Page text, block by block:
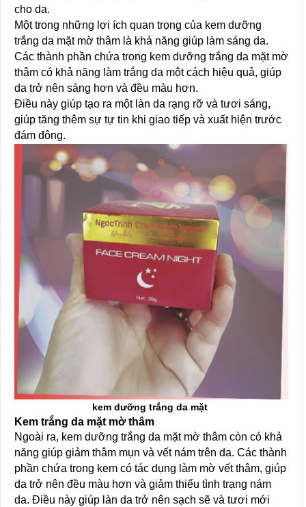
cho da.
Một trong những lợi ích quan trọng của kem dưỡng
trắng da mặt mờ thâm là khả năng giúp làm sáng da.
Các thành phần chứa trong kem dưỡng trắng da mặt mờ
thâm có khả năng làm trắng da một cách hiệu quả, giúp
da trở nên sáng hơn và đều màu hơn.
Điều này giúp tạo ra một làn da rạng rỡ và tươi sáng,
giúp tăng thêm sự tự tin khi giao tiếp và xuất hiện trước
đám đông.
kem dưỡng trắng da mặt
Kem trắng da mặt mờ thâm
Ngoài ra, kem dưỡng trắng da mặt mờ thâm còn có khả
năng giúp giảm thâm mụn và vết nám trên da. Các thành
phần chứa trong kem có tác dụng làm mờ vết thâm, giúp
da trở nên đều màu hơn và giảm thiểu tình trạng nám
da. Điều này giúp làn da trở nên sạch sẽ và tươi mới